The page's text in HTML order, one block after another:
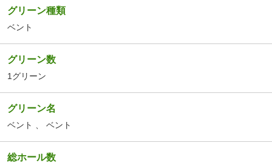
グリーン種類
ベント
グリーン数
1グリーン
グリーン名
ベント ベント
総ホール数